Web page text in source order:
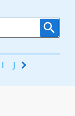
I J K